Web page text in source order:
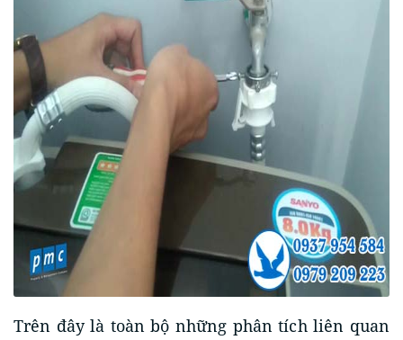
Trên đây là toàn bộ những phân tích liên quan